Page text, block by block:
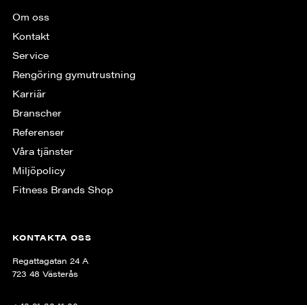
Om oss
Kontakt
Service
Rengöring gymutrustning
Karriär
Branscher
Referenser
Våra tjänster
Miljöpolicy
Fitness Brands Shop
KONTAKTA OSS
Regattagatan 24 A
723 48 Västerås